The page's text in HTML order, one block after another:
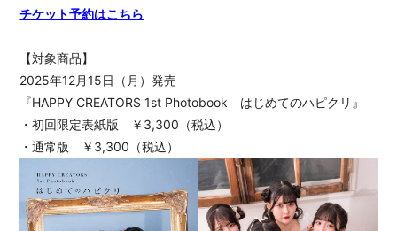
チケット予約はこちら
【対象商品】
2025年12月15日（月）発売
『HAPPY CREATORS 1st Photobook はじめてのハピクリ』
・初回限定表紙版 ￥3,300（税込）
・通常版 ￥3,300（税込）